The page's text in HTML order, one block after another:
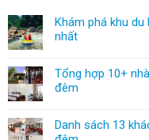
Khám phá khu
nhất
Tổng hợp 10+
đêm
Danh sách 13